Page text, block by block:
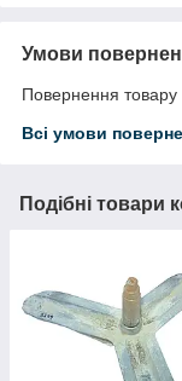
Умови
Повернення товару
Всі умови
Подібні товари